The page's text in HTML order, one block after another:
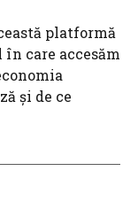
platformă
care accesăm
și de ce